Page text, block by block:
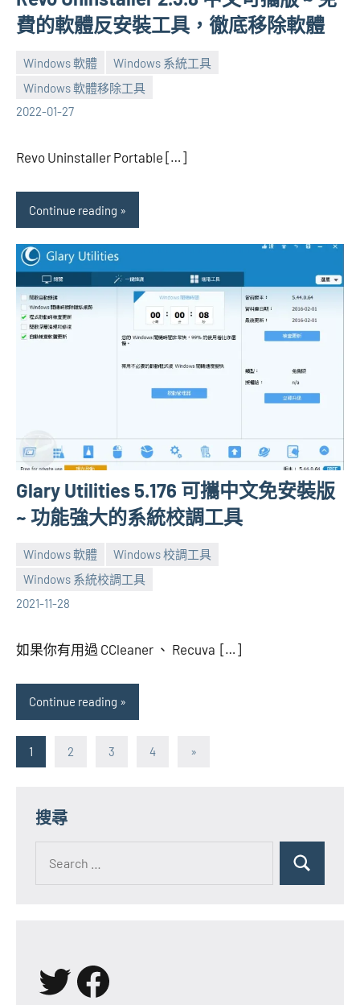
費的軟體反安裝工具，徹底移除軟體
Windows 軟體
Windows 系統工具
Windows 軟體移除工具
2022-01-27
張
海
No
comments
Revo Uninstaller Portable […]
Continue reading
Glary Utilities 5.176 可攜中文免安裝版
~ 功能強大的系統校調工具
Windows 軟體
Windows 校調工具
Windows 系統校調工具
2021-11-28
張
海
comments
如果你有用過 CCleaner 、 Recuva […]
Continue reading
文
分
頁
1 2 3 4
Next
»
搜尋
for:
Search
X Facebook